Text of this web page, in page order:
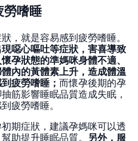
勞嗜睡
，就是容易感到疲勞嗜睡。
噁心嘔吐等症狀，害喜導致
孕狀態的準媽咪身體不適、
內的黃體素上升，造成體溫
疲勞嗜睡； 而懷孕後期的孕
筋影響睡眠品質造成失眠，
疲勞嗜睡。
期症狀，建議孕媽咪可以透
助提升睡眠品質。 另外，服